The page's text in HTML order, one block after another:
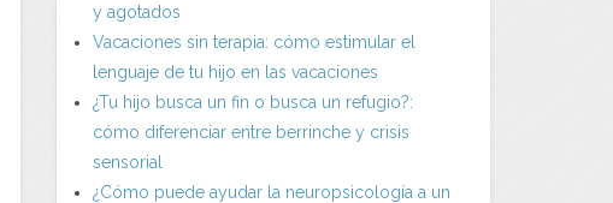
y agotados
Vacaciones sin terapia: cómo estimular el
lenguaje de tu hijo en las vacaciones
¿Tu hijo busca un fin o busca un refugio?:
cómo diferenciar entre berrinche y crisis
sensorial
¿Cómo puede ayudar la neuropsicología a un